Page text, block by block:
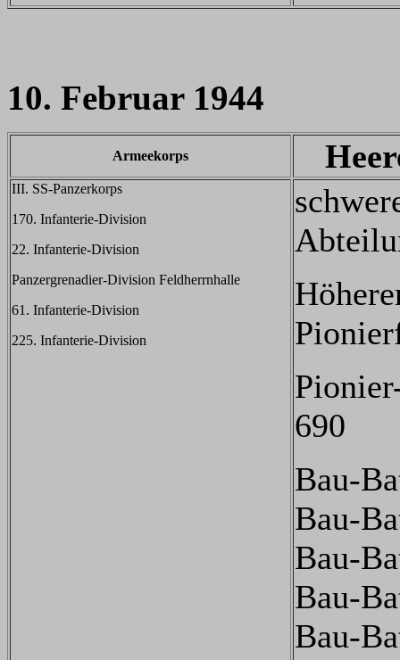
10. Februar 1944
Armeekorps
III. SS-Panzerkorps
170. Infanterie-Division
22. Infanterie-Division
Panzergrenadier-Division Feldherrnhalle
61. Infanterie-Division
225. Infanterie-Division
690
Bau-
Bau-
Bau-
Bau-
Bau-